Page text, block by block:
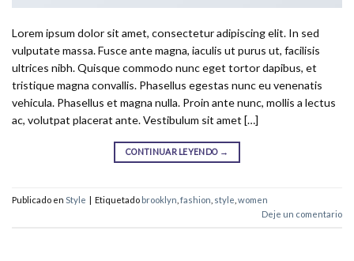
Lorem ipsum dolor sit amet, consectetur adipiscing elit. In sed
vulputate massa. Fusce ante magna, iaculis ut purus ut, facilisis
ultrices nibh. Quisque commodo nunc eget tortor dapibus, et
tristique magna convallis. Phasellus egestas nunc eu venenatis
vehicula. Phasellus et magna nulla. Proin ante nunc, mollis a lectus
ac, volutpat placerat ante. Vestibulum sit amet […]
CONTINUAR LEYENDO →
Publicado en Style | Etiquetado brooklyn fashion style women
Deje un comentario